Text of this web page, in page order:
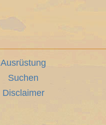
Ausrüstung
Suchen
Disclaimer